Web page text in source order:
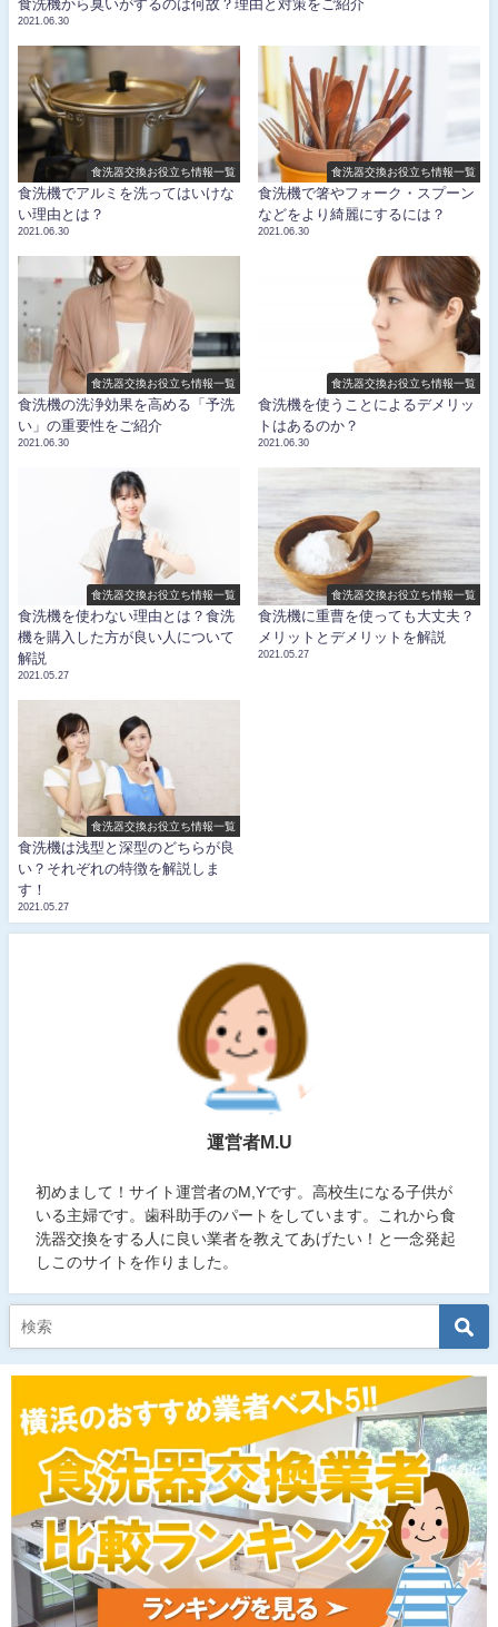
食洗機から臭いがするのは何故？理由と対策をご紹介
2021.06.30
食洗器交換お役立ち情報一覧
食洗機でアルミを洗ってはいけな
い理由とは？
2021.06.30
食洗器交換お役立ち情報一覧
食洗機で箸やフォーク・スプーン
などをより綺麗にするには？
2021.06.30
食洗器交換お役立ち情報一覧
食洗機の洗浄効果を高める「予洗
い」の重要性をご紹介
2021.06.30
食洗器交換お役立ち情報一覧
食洗機を使うことによるデメリッ
トはあるのか？
2021.06.30
食洗器交換お役立ち情報一覧
食洗機を使わない理由とは？食洗
機を購入した方が良い人について
解説
2021.05.27
食洗器交換お役立ち情報一覧
食洗機に重曹を使っても大丈夫？
メリットとデメリットを解説
2021.05.27
食洗器交換お役立ち情報一覧
食洗機は浅型と深型のどちらが良
い？それぞれの特徴を解説しま
す！
2021.05.27
運営者M.U
初めまして！サイト運営者のM,Yです。高校生になる子供が
いる主婦です。歯科助手のパートをしています。これから食
洗器交換をする人に良い業者を教えてあげたい！と一念発起
しこのサイトを作りました。